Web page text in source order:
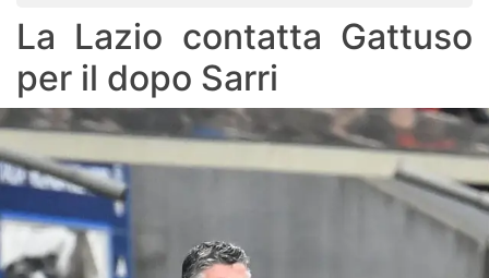
La Lazio contatta Gattuso
per il dopo Sarri